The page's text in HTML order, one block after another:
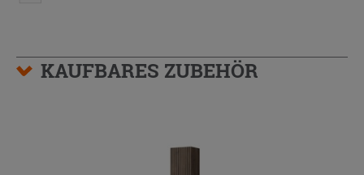
KAUFBARES ZUBEHÖR